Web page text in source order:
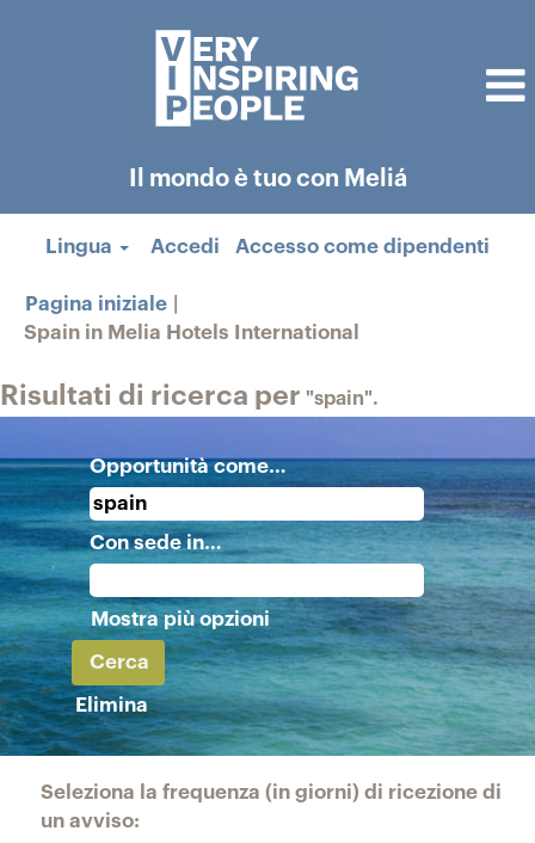
Il mondo è tuo con Meliá
Lingua Accedi Accesso come dipendenti
Pagina iniziale
Spain in Melia Hotels International
Risultati di ricerca per "spain".
Opportunità come…
Con sede in…
Mostra più opzioni
Elimina
Seleziona la frequenza (in giorni) di ricezione di
un avviso: